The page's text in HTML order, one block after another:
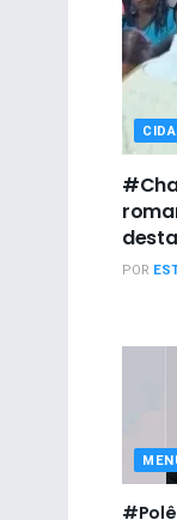
POR